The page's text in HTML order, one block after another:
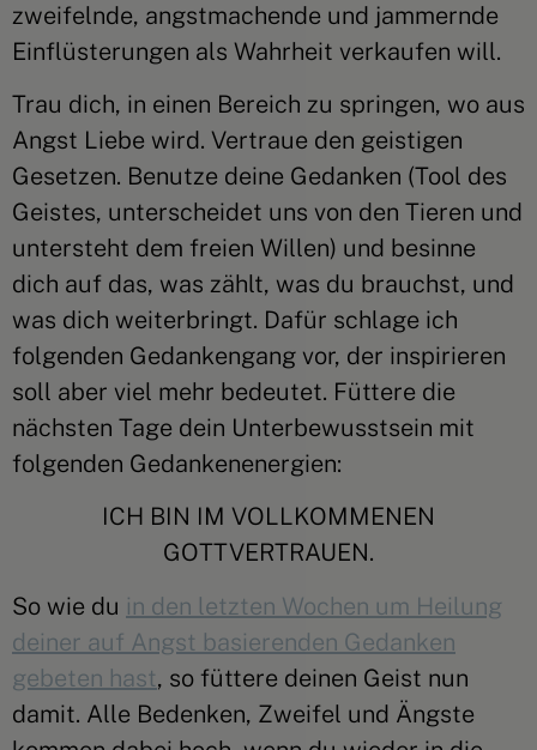
zweifelnde, angstmachende und jammernde
Einflüsterungen als Wahrheit verkaufen will.
Trau dich, in einen Bereich zu springen, wo aus
Angst Liebe wird. Vertraue den geistigen
Gesetzen. Benutze deine Gedanken (Tool des
Geistes, unterscheidet uns von den Tieren und
untersteht dem freien Willen) und besinne
dich auf das, was zählt, was du brauchst, und
was dich weiterbringt. Dafür schlage ich
folgenden Gedankengang vor, der inspirieren
soll aber viel mehr bedeutet. Füttere die
nächsten Tage dein Unterbewusstsein mit
folgenden Gedankenenergien:
ICH BIN IM VOLLKOMMENEN
GOTTVERTRAUEN.
So wie du in den letzten Wochen um Heilung
deiner auf Angst basierenden Gedanken
gebeten hast, so füttere deinen Geist nun
damit. Alle Bedenken, Zweifel und Ängste